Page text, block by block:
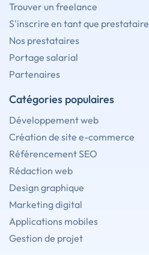
Trouver un freelance
S'inscrire en tant que prestataire
Nos prestataires
Portage salarial
Partenaires
Catégories populaires
Développement web
Création de site e-commerce
Référencement SEO
Rédaction web
Design graphique
Marketing digital
Applications mobiles
Gestion de projet